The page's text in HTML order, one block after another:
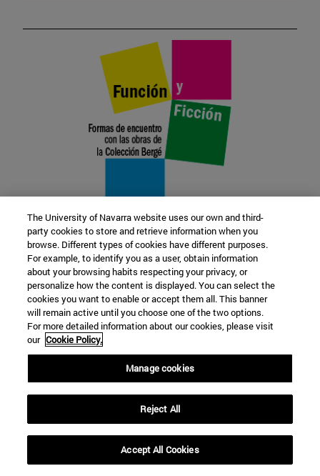
22 SEP
FUNCIÓN Y FICCIÓN. Varios artistas
Más información
The University of Navarra website uses our own and third-
party cookies to store and retrieve information when you
browse. Different types of cookies have different purposes.
For example, to identify you as a user, obtain information
about your browsing habits respecting your privacy, or
personalize how the content is displayed. You can select the
cookies you want to enable or accept them all. This banner
will remain active until you choose one of the two options.
For more detailed information about our cookies, please visit
our Cookie Policy.
Manage cookies
Reject All
Accept All Cookies